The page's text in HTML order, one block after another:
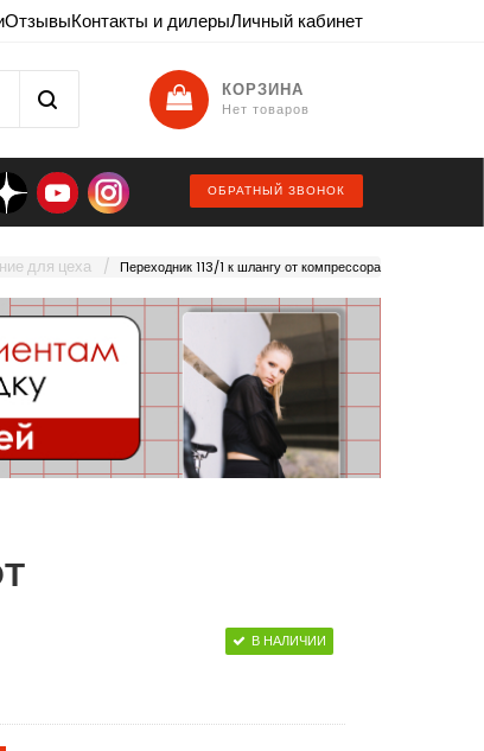
ОтзывыКонтакты и дилерыЛичный кабинет
КОРЗИНА
Нет товаров
ОБРАТНЫЙ ЗВОНОК
для цеха Переходник 113/1 к шлангу от компрессора
В НАЛИЧИИ